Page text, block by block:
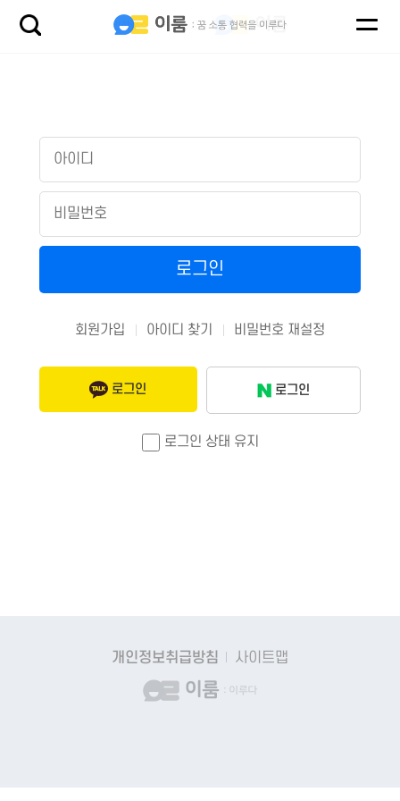
회원가입 아이디 찾기 비밀번호 재설정
로그인 로그인
로그인 상태 유지
개인정보취급방침 사이트맵